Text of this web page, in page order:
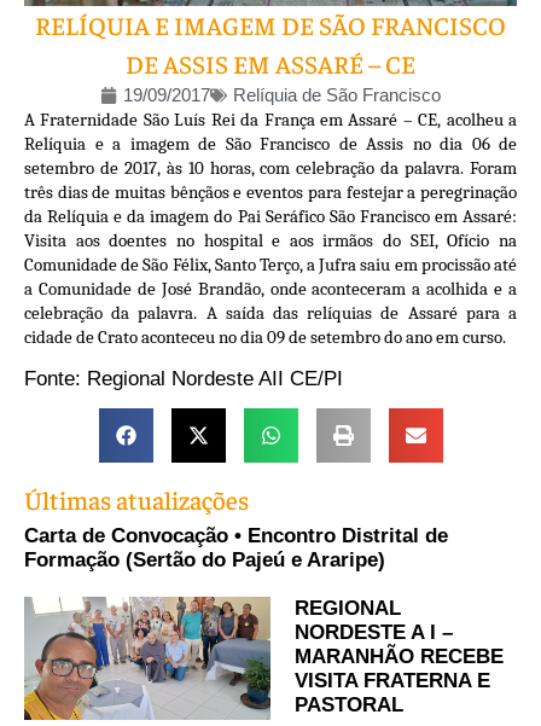
RELÍQUIA E IMAGEM DE SÃO FRANCISCO
DE ASSIS EM ASSARÉ – CE
19/09/2017 Relíquia de São Francisco
A Fraternidade São Luís Rei da França em Assaré – CE, acolheu a
Relíquia e a imagem de São Francisco de Assis no dia 06 de
setembro de 2017, às 10 horas, com celebração da palavra. Foram
três dias de muitas bênçãos e eventos para festejar a peregrinação
da Relíquia e da imagem do Pai Seráfico São Francisco em Assaré:
Visita aos doentes no hospital e aos irmãos do SEI, Ofício na
Comunidade de São Félix, Santo Terço, a Jufra saiu em procissão até
a Comunidade de José Brandão, onde aconteceram a acolhida e a
celebração da palavra. A saída das relíquias de Assaré para a
cidade de Crato aconteceu no dia 09 de setembro do ano em curso.
Fonte: Regional Nordeste AII CE/PI
Últimas atualizações
Carta de Convocação • Encontro Distrital de
Formação (Sertão do Pajeú e Araripe)
REGIONAL
NORDESTE A I –
MARANHÃO RECEBE
VISITA FRATERNA E
PASTORAL